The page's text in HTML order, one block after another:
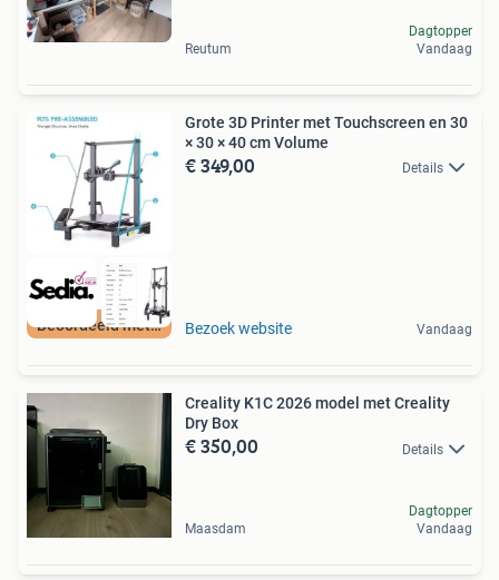
Reutum
Dagtopper
Vandaag
Beoordeeld met 9+
Grote 3D Printer met Touchscreen en 30
× 30 × 40 cm Volume
€ 349,00 Details
Bezoek website Vandaag
Creality K1C 2026 model met Creality
Dry Box
€ 350,00 Details
Maasdam
Dagtopper
Vandaag